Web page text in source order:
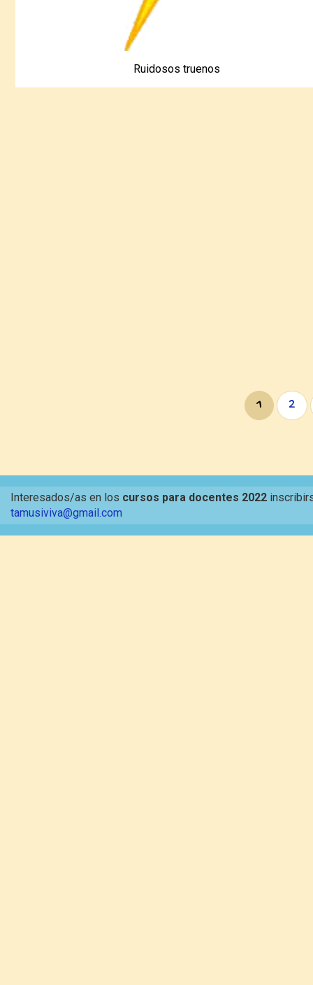
Ruidosos truenos
1 2
Interesados/as en los cursos para docentes 2022
tamusiviva@gmail.com